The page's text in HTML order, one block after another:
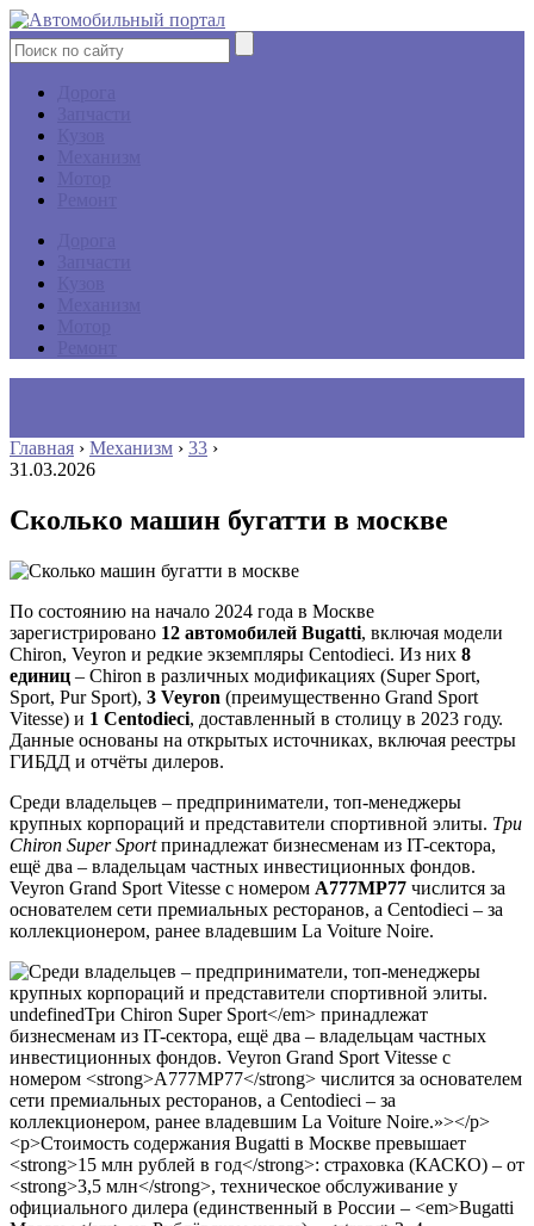
Главная › Механизм › 33 ›
31.03.2026
Сколько машин бугатти в москве
По состоянию на начало 2024 года в Москве
зарегистрировано 12 автомобилей Bugatti, включая модели
Chiron, Veyron и редкие экземпляры Centodieci. Из них 8
единиц – Chiron в различных модификациях (Super Sport,
Sport, Pur Sport), 3 Veyron (преимущественно Grand Sport
Vitesse) и 1 Centodieci, доставленный в столицу в 2023 году.
Данные основаны на открытых источниках, включая реестры
ГИБДД и отчёты дилеров.
Среди владельцев – предприниматели, топ-менеджеры
крупных корпораций и представители спортивной элиты. Три
Chiron Super Sportпринадлежат бизнесменам из IT-сектора,
ещё два – владельцам частных инвестиционных фондов.
Veyron Grand Sport Vitesse с номером А777МР77 числится за
основателем сети премиальных ресторанов, а Centodieci – за
коллекционером, ранее владевшим La Voiture Noire.